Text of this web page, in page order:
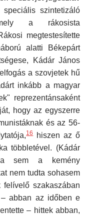
szintetizáló
a rákosista
megtestesítette
alatti Békepárt
Kádár János
a szovjetek hű
inkább a magyar
reprezentánsaként
hogy az egyszerre
és az 56-
16hiszen az ő
többletével. (Kádár
sem a kemény
nem tudta sohasem
szakaszában
abban az időben e
– hittek abban,